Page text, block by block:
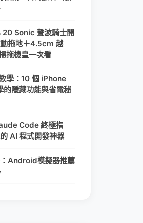
20 Sonic 聲波騎士開
拖地＋4.5cm 越
拖機皇一次看
學：10 個 iPhone
隱藏功能與省電秘
Code 終極指
AI 程式開發神器
Android模擬器推薦